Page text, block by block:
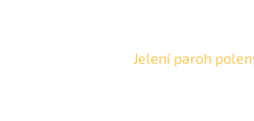
Jelení paroh